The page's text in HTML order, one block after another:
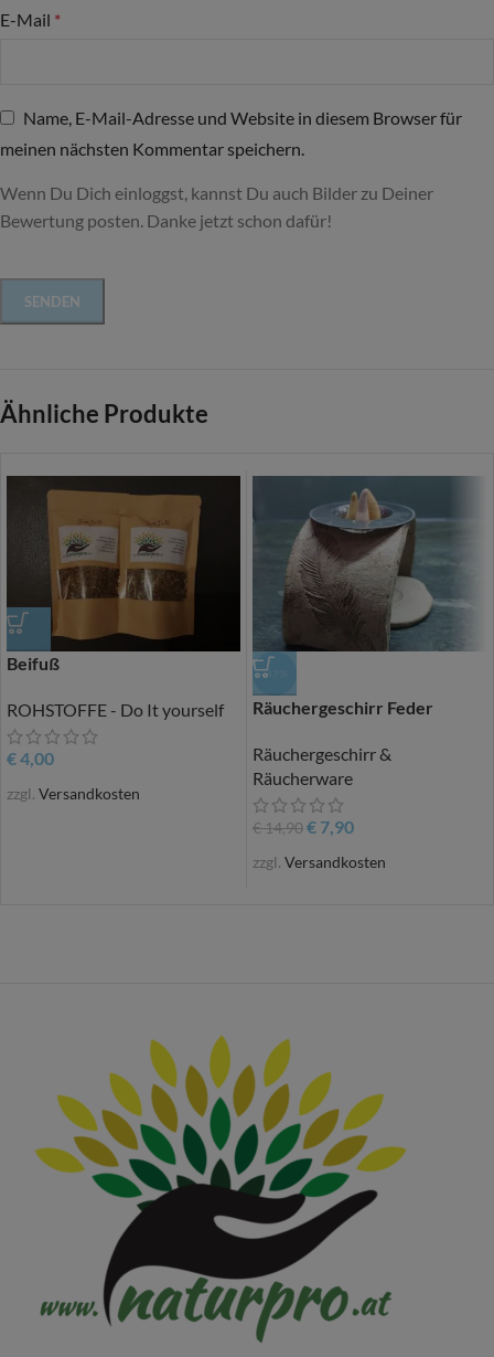
E-Mail *
Name, E-Mail-Adresse und Website in diesem Browser für
meinen nächsten Kommentar speichern.
Wenn Du Dich einloggst, kannst Du auch Bilder zu Deiner
Bewertung posten. Danke jetzt schon dafür!
Ähnliche Produkte
Beifuß
ROHSTOFFE - Do It yourself
€4,00
zzgl. Versandkosten
-47%
Räuchergeschirr Feder
Räuchergeschirr &
Räucherware
€14,90€ 7,90
zzgl. Versandkosten